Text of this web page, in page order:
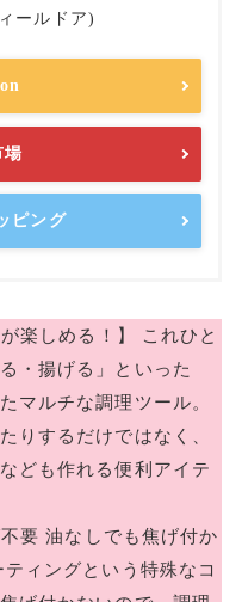
ールドア)
場
ピング
楽しめる！】 これひと
・揚げる」といった
マルチな調理ツール。
りするだけではなく、
ども作れる便利アイテ
要 油なしでも焦げ付か
ィングという特殊なコ